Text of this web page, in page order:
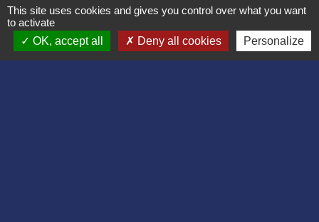
This site uses cookies and gives you control over what you want
to activate
OK, accept all
Deny all cookies Personalize